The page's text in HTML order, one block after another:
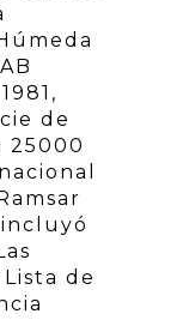
de
25000
de